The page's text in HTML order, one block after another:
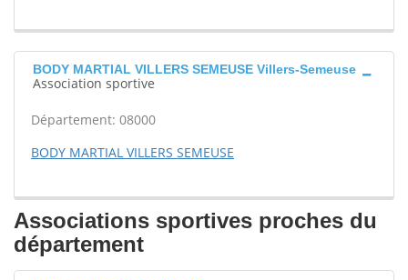
BODY MARTIAL VILLERS SEMEUSE Villers-Semeuse
Association sportive
Département: 08000
BODY MARTIAL VILLERS SEMEUSE
Associations sportives proches du
département